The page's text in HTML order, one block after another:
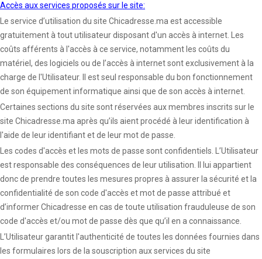
Accès aux services proposés sur le site:
Le service d’utilisation du site Chicadresse.ma est accessible
gratuitement à tout utilisateur disposant d'un accès à internet. Les
coûts afférents à l'accès à ce service, notamment les coûts du
matériel, des logiciels ou de l’accès à internet sont exclusivement à la
charge de l'Utilisateur. Il est seul responsable du bon fonctionnement
de son équipement informatique ainsi que de son accès à internet.
Certaines sections du site sont réservées aux membres inscrits sur le
site Chicadresse.ma après qu’ils aient procédé à leur identification à
l'aide de leur identifiant et de leur mot de passe.
Les codes d'accès et les mots de passe sont confidentiels. L’Utilisateur
est responsable des conséquences de leur utilisation. Il lui appartient
donc de prendre toutes les mesures propres à assurer la sécurité et la
confidentialité de son code d'accès et mot de passe attribué et
d’informer Chicadresse en cas de toute utilisation frauduleuse de son
code d'accès et/ou mot de passe dès que qu’il en a connaissance.
L’Utilisateur garantit l'authenticité de toutes les données fournies dans
les formulaires lors de la souscription aux services du site